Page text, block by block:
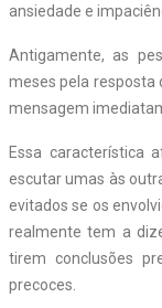
ansiedade e
Antigamente, as
meses pela resposta
mensagem
Essa característica
escutar umas às
evitados se os
realmente tem a
tirem conclusões
precoces.